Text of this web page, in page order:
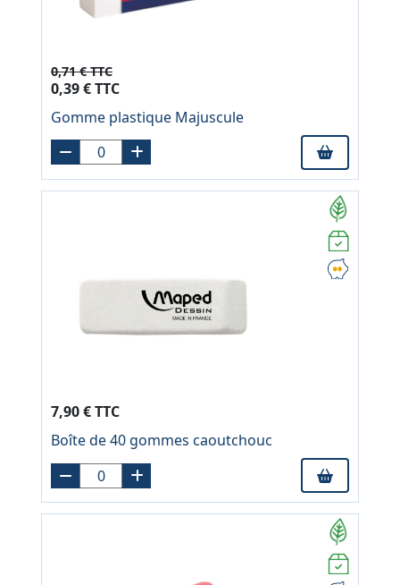
0,71 € TTC
0,39 € TTC
Gomme plastique Majuscule
7,90 € TTC
Boîte de 40 gommes caoutchouc